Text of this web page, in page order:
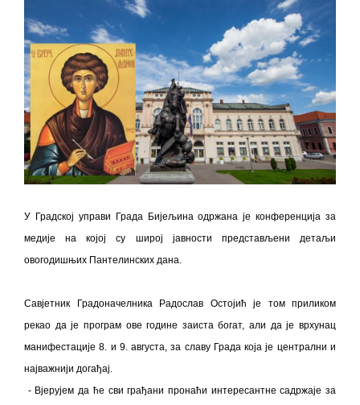
ПРЕЛИМИНАРНA РАНГ ЛИСТA
КАНДИДАТА КОЈИ СУ ОСТВАРИЛИ ПРАВО
НА ГРАДСКИ МЈЕСЕЧНИ БОРАЧКИ
ДОДАТАК ЗА ДЕМОБИЛИСАНЕ БОРЦЕ
ВОЈСКЕ РЕПУБЛИКЕ СРПСКЕ У СТАЊУ
СОЦИЈАЛНЕ ПОТРЕБЕ
Oд 27. јула пријем захтјева за новчану
помоћ за набавку школског прибора
Захтјев за издавање ПОНОСНЕ КАРТИЦЕ
Обавјештење о забрани саобраћаја 6. и
7. августа
Обавјештење за предузетника - Вера
Ујић
У Градској управи Града Бијељина одржана је конференција за
медије на којој су широј јавности представљени детаљи
овогодишњих Пантелинских дана.
Савјетник Градоначелника Радослав Остојић је том приликом
рекао да је програм ове године заиста богат, али да је врхунац
манифестације 8. и 9. августа, за славу Града која је централни и
најважнији догађај.
- Вјерујем да ће сви грађани пронаћи интересантне садржаје за